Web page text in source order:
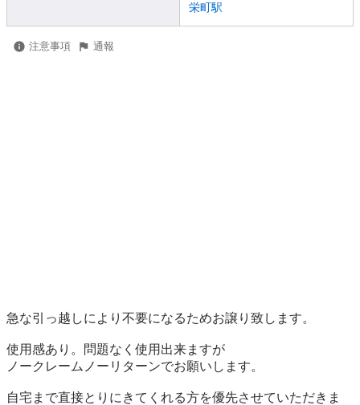
栄町駅
注意事項 通報
急な引っ越しにより不要になるためお譲り致します。
使用感あり。問題なく使用出来ますが
ノークレームノーリターンでお願いします。
自宅まで直接とりにきてくれる方を優先させていただきま